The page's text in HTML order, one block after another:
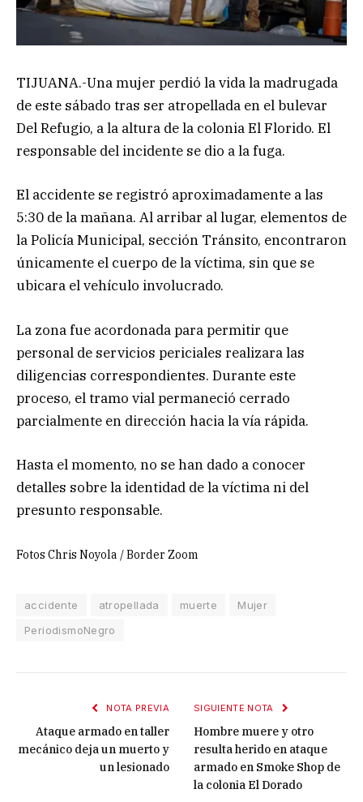
TIJUANA.-Una mujer perdió la vida la madrugada
de este sábado tras ser atropellada en el bulevar
Del Refugio, a la altura de la colonia El Florido. El
responsable del incidente se dio a la fuga.
El accidente se registró aproximadamente a las
5:30 de la mañana. Al arribar al lugar, elementos de
la Policía Municipal, sección Tránsito, encontraron
únicamente el cuerpo de la víctima, sin que se
ubicara el vehículo involucrado.
La zona fue acordonada para permitir que
personal de servicios periciales realizara las
diligencias correspondientes. Durante este
proceso, el tramo vial permaneció cerrado
parcialmente en dirección hacia la vía rápida.
Hasta el momento, no se han dado a conocer
detalles sobre la identidad de la víctima ni del
presunto responsable.
Fotos Chris Noyola / Border Zoom
accidente atropellada muerte
Mujer
PeriodismoNegro
NOTA PREVIA
Ataque armado en taller
mecánico deja un muerto y
un lesionado
SIGUIENTE NOTA
Hombre muere y otro
resulta herido en ataque
armado en Smoke Shop de
la colonia El Dorado